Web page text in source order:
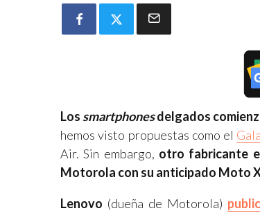
Los smartphonesdelgados
hemos visto propuestas como el
Air. Sin embargo, otro fabricante
Motorola con su anticipado Moto
Lenovo (dueña de Motorola)